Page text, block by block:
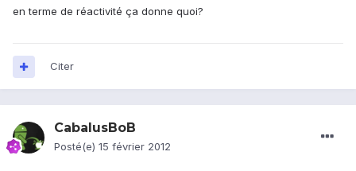
en terme de réactivité ça donne quoi?
Citer
CabalusBoB
Posté(e) 15 février 2012